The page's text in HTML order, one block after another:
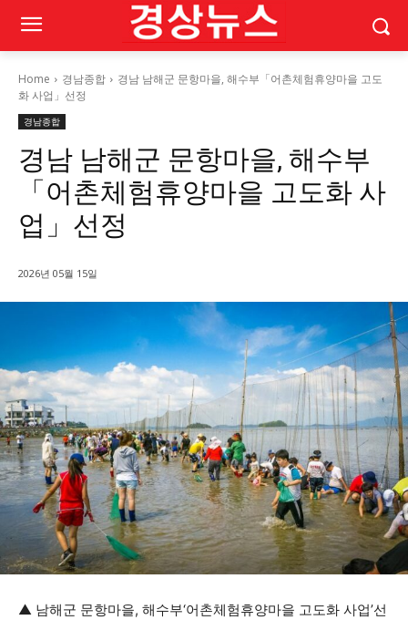
Home 경남종합
경남 남해군 문항마을, 해수부「어촌체험휴양마을 고도
화 사업」선정
경남종합
경남 남해군 문항마을, 해수부
「어촌체험휴양마을 고도화 사
업」선정
2026년 05월 15일
▲ 남해군 문항마을, 해수부‘어촌체험휴양마을 고도화 사업’선